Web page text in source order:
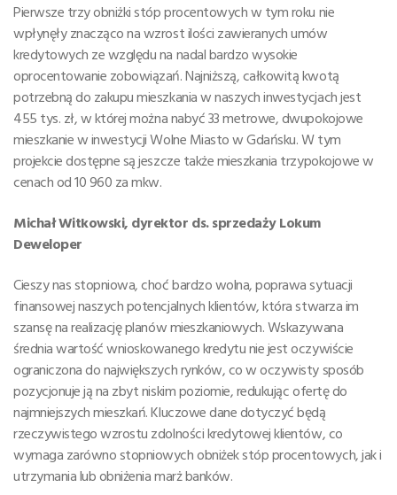
Pierwsze trzy obniżki stóp procentowych w tym roku nie
wpłynęły znacząco na wzrost ilości zawieranych umów
kredytowych ze względu na nadal bardzo wysokie
oprocentowanie zobowiązań. Najniższą, całkowitą kwotą
potrzebną do zakupu mieszkania w naszych inwestycjach jest
455 tys. zł, w której można nabyć 33 metrowe, dwupokojowe
mieszkanie w inwestycji Wolne Miasto w Gdańsku. W tym
projekcie dostępne są jeszcze także mieszkania trzypokojowe w
cenach od 10 960 za mkw.
Michał Witkowski, dyrektor ds. sprzedaży Lokum
Deweloper
Cieszy nas stopniowa, choć bardzo wolna, poprawa sytuacji
finansowej naszych potencjalnych klientów, która stwarza im
szansę na realizację planów mieszkaniowych. Wskazywana
średnia wartość wnioskowanego kredytu nie jest oczywiście
ograniczona do największych rynków, co w oczywisty sposób
pozycjonuje ją na zbyt niskim poziomie, redukując ofertę do
najmniejszych mieszkań. Kluczowe dane dotyczyć będą
rzeczywistego wzrostu zdolności kredytowej klientów, co
wymaga zarówno stopniowych obniżek stóp procentowych, jak i
utrzymania lub obniżenia marż banków.